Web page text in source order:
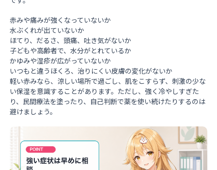
赤みや痛みが強くなっていないか
水ぶくれが出ていないか
ほてり、だるさ、頭痛、吐き気がないか
子どもや高齢者で、水分がとれているか
かゆみや湿疹が広がっていないか
いつもと違うほくろ、治りにくい皮膚の変化がないか
軽い赤みなら、涼しい場所で過ごし、肌をこすらず、刺激の少な
い保湿を意識することがあります。ただし、強く冷やしすぎた
り、民間療法を塗ったり、自己判断で薬を使い続けたりするのは
避けましょう。